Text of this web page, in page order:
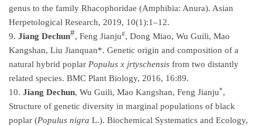
genus to the family Rhacophoridae (Amphibia: Anura). Asian
Herpetological Research, 2019, 10(1):1–12.
9. Jiang Dechun#, Feng Jianju#, Dong Miao, Wu Guili, Mao
Kangshan, Liu Jianquan*. Genetic origin and composition of a
natural hybrid poplar Populus x jrtyschensis from two distantly
related species. BMC Plant Biology, 2016, 16:89.
10. Jiang Dechun, Wu Guili, Mao Kangshan, Feng Jianju*,
Structure of genetic diversity in marginal populations of black
poplar (Populus nigra L.). Biochemical Systematics and Ecology,